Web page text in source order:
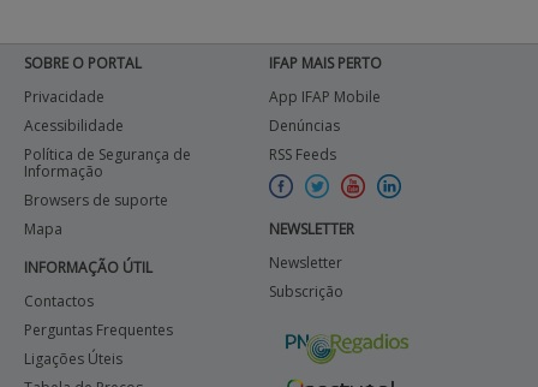
SOBRE O PORTAL
Privacidade
Acessibilidade
Política de Segurança de
Informação
Browsers de suporte
Mapa
INFORMAÇÃO ÚTIL
Contactos
Perguntas Frequentes
Ligações Úteis
IFAP MAIS PERTO
App IFAP Mobile
Denúncias
RSS Feeds
NEWSLETTER
Newsletter
Subscrição